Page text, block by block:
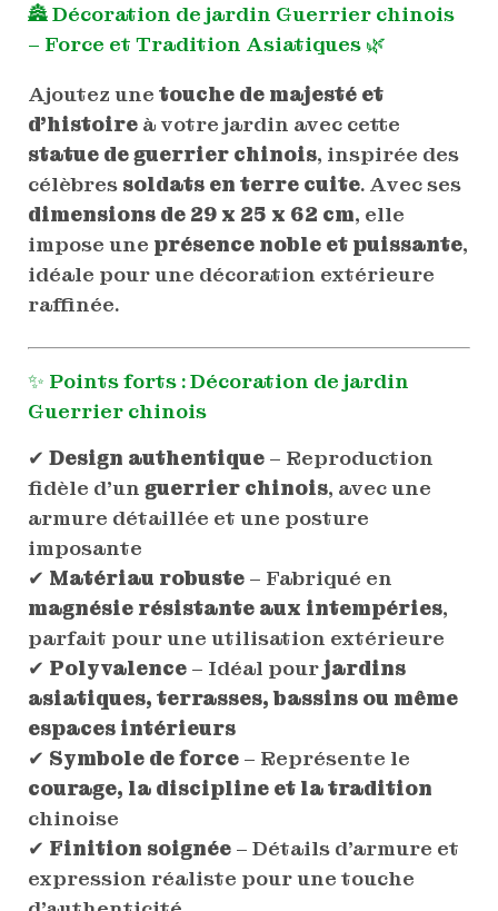
🏯 Décoration de jardin Guerrier chinois
– Force et Tradition Asiatiques 🌿
Ajoutez une touche de majesté et
d’histoireà votre jardin avec cette
statue de guerrier chinois, inspirée des
célèbres soldats en terre cuite. Avec ses
dimensions de 29 x 25 x 62 cm, elle
impose une présence noble et puissante,
idéale pour une décoration extérieure
raffinée.
✨ Points forts : Décoration de jardin
Guerrier chinois
✔ Design authentique– Reproduction
fidèle d’un guerrier chinois, avec une
armure détaillée et une posture
imposante
✔ Matériau robuste– Fabriqué en
magnésie résistante aux intempéries,
parfait pour une utilisation extérieure
✔ Polyvalence– Idéal pourjardins
asiatiques, terrasses, bassins ou même
espaces intérieurs
✔ Symbole de force– Représente le
courage, la discipline et la tradition
chinoise
✔ Finition soignée– Détails d’armure et
expression réaliste pour une touche